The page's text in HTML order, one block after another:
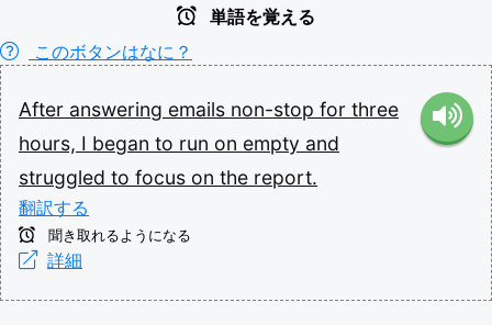
単語を覚える
このボタンはなに？
After answering emails non-stop for three
hours, I began to run on empty and
struggled to focus on the report.
翻訳する
聞き取れるようになる
詳細